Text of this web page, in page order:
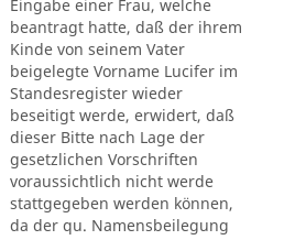
Eingabe einer Frau, welche
beantragt hatte, daß der ihrem
Kinde von seinem Vater
beigelegte Vorname Lucifer im
Standesregister wieder
beseitigt werde, erwidert, daß
dieser Bitte nach Lage der
gesetzlichen Vorschriften
voraussichtlich nicht werde
stattgegeben werden können,
da der qu. Namensbeilegung